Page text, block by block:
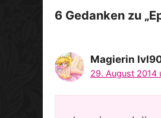
6 Gedanken zu
Magierin
29. August 2014